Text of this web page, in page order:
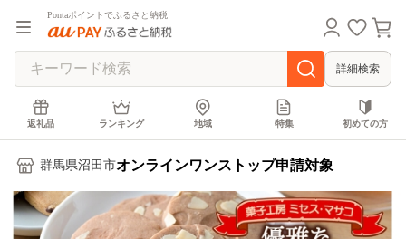
Pontaポイントでふるさと納税
詳細検索
返礼品 ランキング 地域 特集 初めての方
群馬県沼田市オンラインワンストップ申請対象